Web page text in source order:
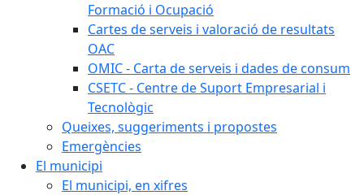
Formació i Ocupació
Cartes de serveis i valoració de resultats
OAC
OMIC - Carta de serveis i dades de consum
CSETC - Centre de Suport Empresarial i
Tecnològic
Queixes, suggeriments i propostes
Emergències
El municipi
El municipi, en xifres